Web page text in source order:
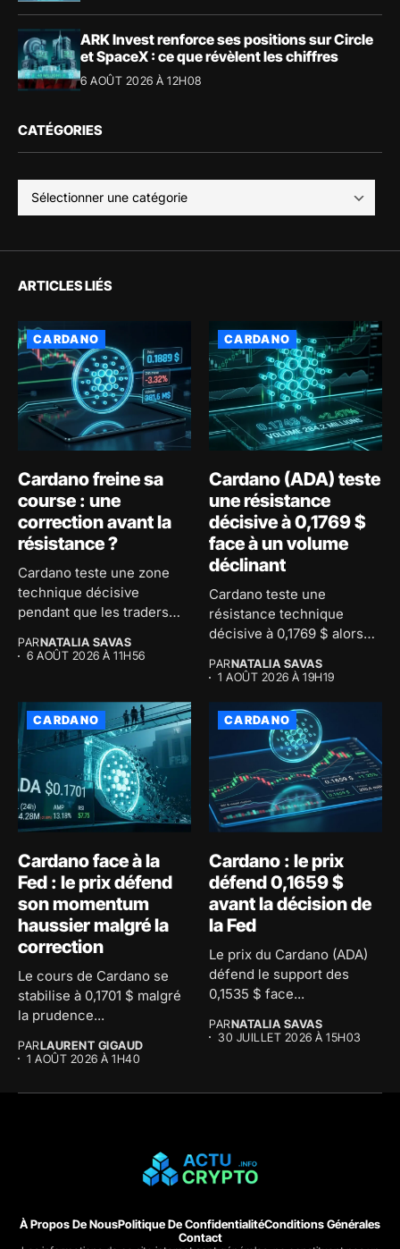
ARK Invest renforce ses positions sur Circle
et SpaceX : ce que révèlent les chiffres
6 AOÛT 2026 À 12H08
CATÉGORIES
ARTICLES LIÉS
CARDANO
Cardano freine sa
course : une
correction avant la
résistance ?
Cardano teste une zone
technique décisive
pendant que les traders
PARNATALIA SAVAS
6 AOÛT 2026 À 11H56
CARDANO
Cardano (ADA) teste
une résistance
décisive à 0,1769 $
face à un volume
déclinant
Cardano teste une
résistance technique
décisive à 0,1769 $ alors
PARNATALIA SAVAS
1 AOÛT 2026 À 19H19
CARDANO
Cardano face à la
Fed : le prix défend
son momentum
haussier malgré la
correction
Le cours de Cardano se
stabilise à 0,1701 $ malgré
la prudence...
PARLAURENT GIGAUD
1 AOÛT 2026 À 1H40
CARDANO
Cardano : le prix
défend 0,1659 $
avant la décision de
la Fed
Le prix du Cardano (ADA)
défend le support des
0,1535 $ face...
PARNATALIA SAVAS
30 JUILLET 2026 À 15H03
À Propos De NousPolitique De ConfidentialitéConditions Générales
Contact